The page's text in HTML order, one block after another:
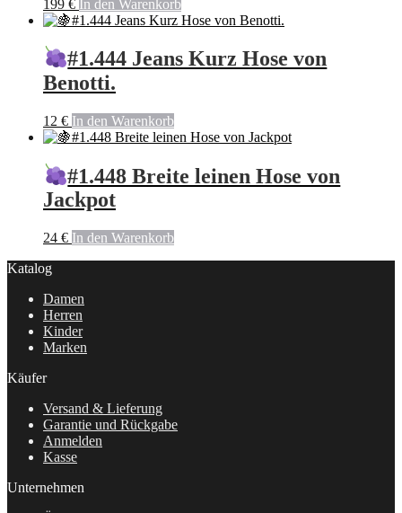
199 € In den Warenkorb
#1.444 Jeans Kurz Hose von
Benotti.
12 € In den Warenkorb
#1.448 Breite leinen Hose von
Jackpot
24 € In den Warenkorb
Katalog
Damen
Herren
Kinder
Marken
Käufer
Versand & Lieferung
Garantie und Rückgabe
Anmelden
Kasse
Unternehmen